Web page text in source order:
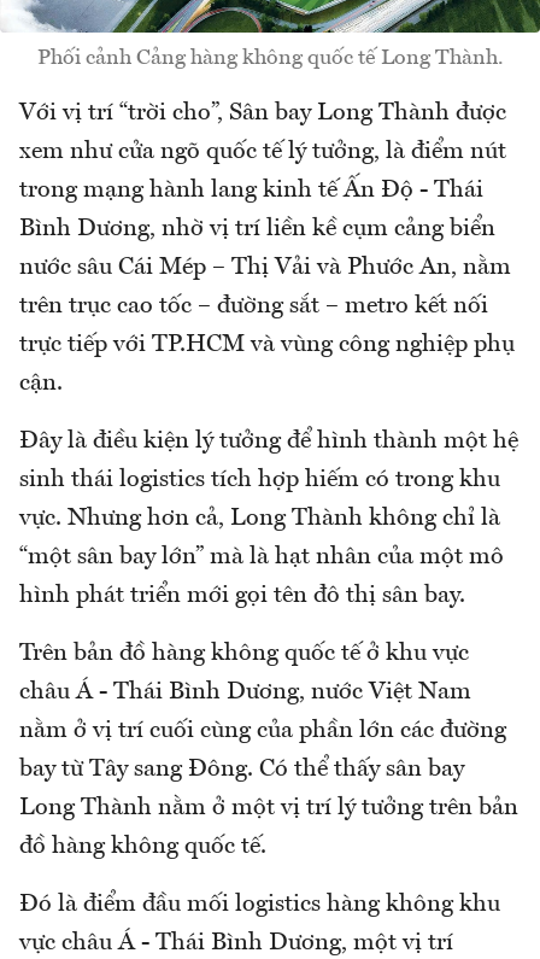
Phối cảnh Cảng hàng không quốc tế Long Thành.
Với vị trí “trời cho”, Sân bay Long Thành được
xem như cửa ngõ quốc tế lý tưởng, là điểm nút
trong mạng hành lang kinh tế Ấn Độ - Thái
Bình Dương, nhờ vị trí liền kề cụm cảng biển
nước sâu Cái Mép – Thị Vải và Phước An, nằm
trên trục cao tốc – đường sắt – metro kết nối
trực tiếp với TP.HCM và vùng công nghiệp phụ
cận.
Đây là điều kiện lý tưởng để hình thành một hệ
sinh thái logistics tích hợp hiếm có trong khu
vực. Nhưng hơn cả, Long Thành không chỉ là
“một sân bay lớn” mà là hạt nhân của một mô
hình phát triển mới gọi tên đô thị sân bay.
Trên bản đồ hàng không quốc tế ở khu vực
châu Á - Thái Bình Dương, nước Việt Nam
nằm ở vị trí cuối cùng của phần lớn các đường
bay từ Tây sang Đông. Có thể thấy sân bay
Long Thành nằm ở một vị trí lý tưởng trên bản
đồ hàng không quốc tế.
Đó là điểm đầu mối logistics hàng không khu
vực châu Á - Thái Bình Dương, một vị trí